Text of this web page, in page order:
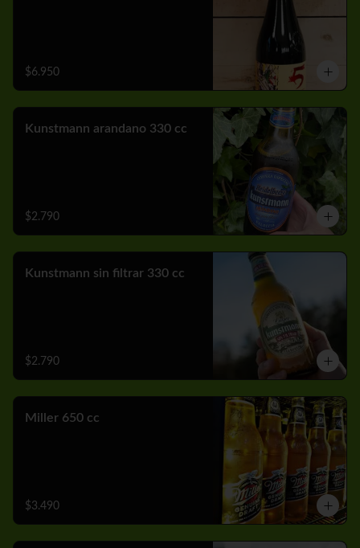
$6.950
Kunstmann arandano 330 cc
$2.790
Kunstmann sin filtrar 330 cc
$2.790
Miller 650 cc
$3.490